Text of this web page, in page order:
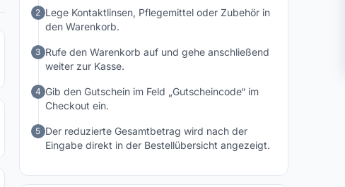
2 Lege Kontaktlinsen, Pflegemittel oder Zubehör in
den Warenkorb.
3 Rufe den Warenkorb auf und gehe anschließend
weiter zur Kasse.
4 Gib den Gutschein im Feld „Gutscheincode“ im
Checkout ein.
5 Der reduzierte Gesamtbetrag wird nach der
Eingabe direkt in der Bestellübersicht angezeigt.